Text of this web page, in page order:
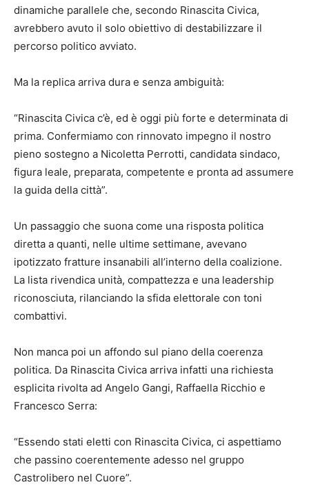
dinamiche parallele che, secondo Rinascita Civica,
avrebbero avuto il solo obiettivo di destabilizzare il
percorso politico avviato.
Ma la replica arriva dura e senza ambiguità:
“Rinascita Civica c’è, ed è oggi più forte e determinata di
prima. Confermiamo con rinnovato impegno il nostro
pieno sostegno a Nicoletta Perrotti, candidata sindaco,
figura leale, preparata, competente e pronta ad assumere
la guida della città”.
Un passaggio che suona come una risposta politica
diretta a quanti, nelle ultime settimane, avevano
ipotizzato fratture insanabili all’interno della coalizione.
La lista rivendica unità, compattezza e una leadership
riconosciuta, rilanciando la sfida elettorale con toni
combattivi.
Non manca poi un affondo sul piano della coerenza
politica. Da Rinascita Civica arriva infatti una richiesta
esplicita rivolta ad Angelo Gangi, Raffaella Ricchio e
Francesco Serra:
“Essendo stati eletti con Rinascita Civica, ci aspettiamo
che passino coerentemente adesso nel gruppo
Castrolibero nel Cuore”.